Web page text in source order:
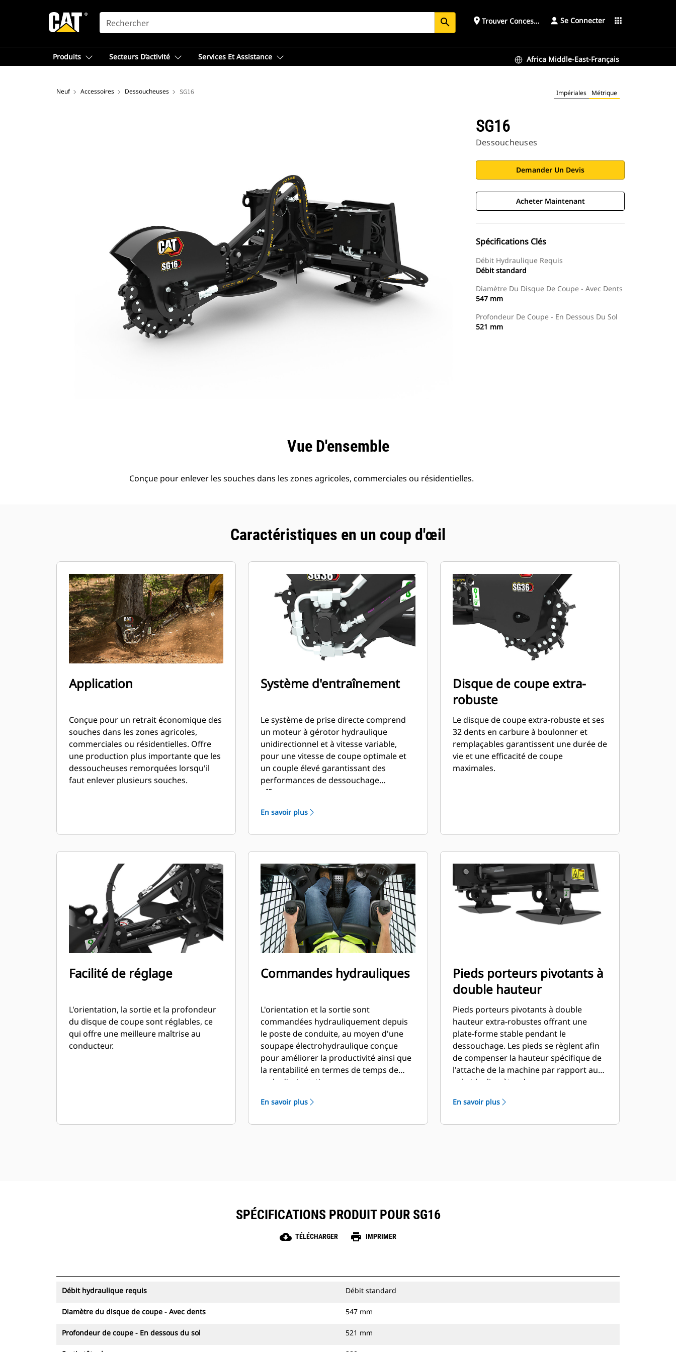
SEARCH search place Trouver ConcessionnaireSe Connecter apps
Produits Secteurs D’activité Services Et Assistance Africa Middle-East-Français
Neuf Accessoires Dessoucheuses SG16 Impériales Métrique
SG16
Dessoucheuses
Demander Un Devis
Acheter Maintenant
Spécifications Clés
Débit Hydraulique Requis
Débit standard
Diamètre Du Disque De Coupe - Avec Dents
547 mm
Profondeur De Coupe - En Dessous Du Sol
521 mm
Vue D'ensemble
Conçue pour enlever les souches dans les zones agricoles, commerciales ou résidentielles.
Caractéristiques en un coup d'œil
Application
Conçue pour un retrait économique des
souches dans les zones agricoles,
commerciales ou résidentielles. Offre
une production plus importante que les
dessoucheuses remorquées lorsqu'il
faut enlever plusieurs souches.
Système d'entraînement
Le système de prise directe comprend
un moteur à gérotor hydraulique
unidirectionnel et à vitesse variable,
pour une vitesse de coupe optimale et
un couple élevé garantissant des
performances de dessouchage
efficaces.
En savoir plus
Disque de coupe extra-
robuste
Le disque de coupe extra-robuste et ses
32 dents en carbure à boulonner et
remplaçables garantissent une durée de
vie et une efficacité de coupe
maximales.
Facilité de réglage
L'orientation, la sortie et la profondeur
du disque de coupe sont réglables, ce
qui offre une meilleure maîtrise au
conducteur.
Commandes hydrauliques
L'orientation et la sortie sont
commandées hydrauliquement depuis
le poste de conduite, au moyen d'une
soupape électrohydraulique conçue
pour améliorer la productivité ainsi que
la rentabilité en termes de temps de
cycle d'orientation.
En savoir plus
Pieds porteurs pivotants à
double hauteur
Pieds porteurs pivotants à double
hauteur extra-robustes offrant une
plate-forme stable pendant le
dessouchage. Les pieds se règlent afin
de compenser la hauteur spécifique de
l'attache de la machine par rapport au
sol et le diamètre des pneus.
En savoir plus
SPÉCIFICATIONS PRODUIT POUR SG16
cloud_download TÉLÉCHARGER print IMPRIMER
Débit hydraulique requis Débit standard
Diamètre du disque de coupe - Avec dents 547 mm
Profondeur de coupe - En dessous du sol 521 mm